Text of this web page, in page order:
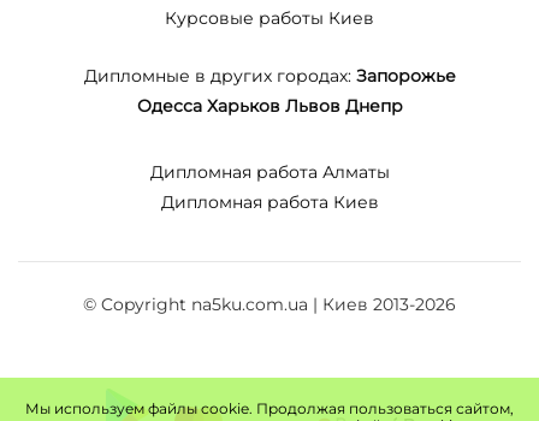
Курсовые работы Киев
Дипломные в других городах: Запорожье
Одесса Харьков Львов Днепр
Дипломная работа Алматы
Дипломная работа Киев
© Copyright na5ku.com.ua | Киев 2013-2026
Мы используем файлы cookie. Продолжая пользоваться сайтом,